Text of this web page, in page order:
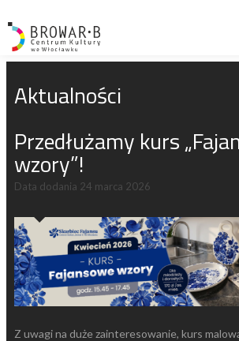
Aktualności
Przedłużamy kurs
wzory”!
Data dodania 24 marca 2026
Z uwagi na duże zainteresowanie, kurs